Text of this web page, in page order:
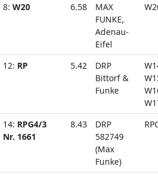
8: W20 6.58
MAX
FUNKE,
Adenau-
Eifel
12: RP 5.42
DRP
Bittorf &
Funke
14: RPG4/3
Nr. 1661
8.43
DRP
582749
(Max
Funke)